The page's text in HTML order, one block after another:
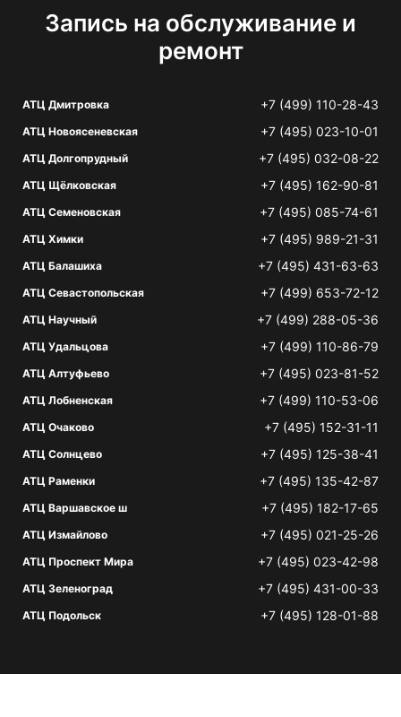
Запись на обслуживание и
ремонт
АТЦ Дмитровка +7 (499) 110-28-43
АТЦ Новоясеневская +7 (495) 023-10-01
АТЦ Долгопрудный +7 (495) 032-08-22
АТЦ Щёлковская +7 (495) 162-90-81
АТЦ Семеновская +7 (495) 085-74-61
АТЦ Химки +7 (495) 989-21-31
АТЦ Балашиха +7 (495) 431-63-63
АТЦ Севастопольская +7 (499) 653-72-12
АТЦ Научный +7 (499) 288-05-36
АТЦ Удальцова +7 (499) 110-86-79
АТЦ Алтуфьево +7 (495) 023-81-52
АТЦ Лобненская +7 (499) 110-53-06
АТЦ Очаково +7 (495) 152-31-11
АТЦ Солнцево +7 (495) 125-38-41
АТЦ Раменки +7 (495) 135-42-87
АТЦ Варшавское ш +7 (495) 182-17-65
АТЦ Измайлово +7 (495) 021-25-26
АТЦ Проспект Мира +7 (495) 023-42-98
АТЦ Зеленоград +7 (495) 431-00-33
АТЦ Подольск +7 (495) 128-01-88